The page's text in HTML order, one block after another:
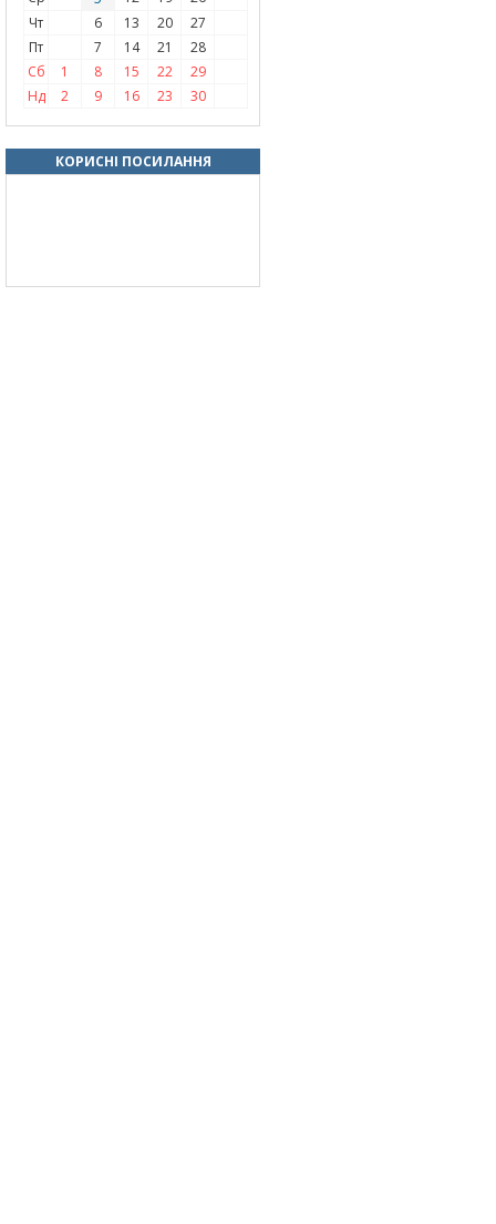
Чт
6 13 20
27
Пт
7 14 21
28
Сб
1 8 15 22
29
Нд
2 9 16 23 30
КОРИСНІ ПОСИЛАННЯ